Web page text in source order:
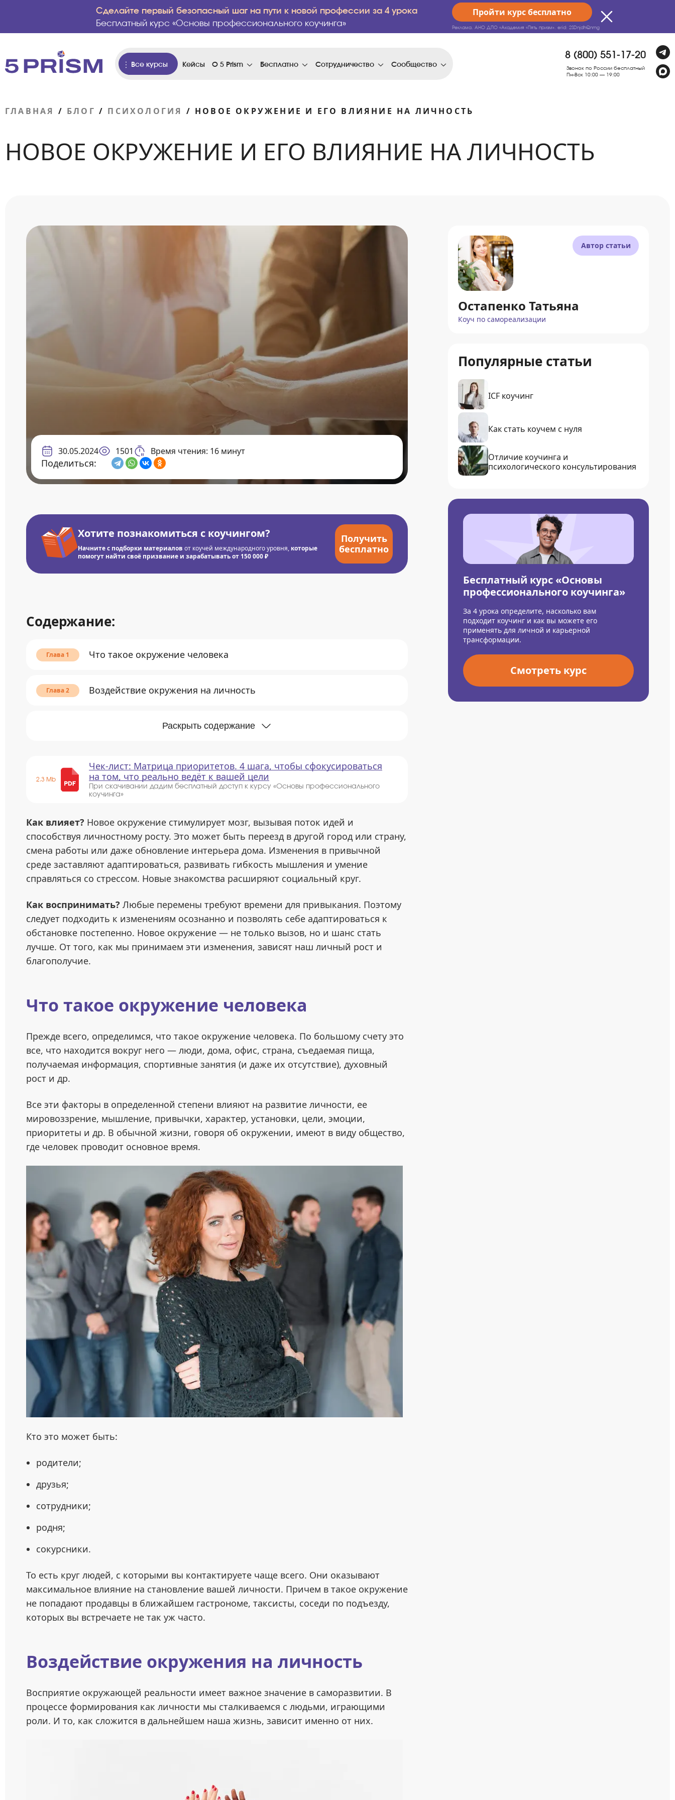
Сделайте первый безопасный шаг на пути к новой профессии за 4 урока
Бесплатный курс «Основы профессионального коучинга»
Пройти курс бесплатно
Реклама. АНО ДПО «Академия «Пять призм». erid: 2SDnjdhQnmg
Все курсы Кейсы О 5 Prism Бесплатно Сотрудничество Сообщество
8 (800) 551-17-20
Звонок по России бесплатный
Пн-Вск 10:00 — 19:00
ГЛАВНАЯ / БЛОГ / ПСИХОЛОГИЯ / НОВОЕ ОКРУЖЕНИЕ И ЕГО ВЛИЯНИЕ НА ЛИЧНОСТЬ
НОВОЕ ОКРУЖЕНИЕ И ЕГО ВЛИЯНИЕ НА ЛИЧНОСТЬ
30.05.2024 1501 Время чтения: 16 минут
Поделиться:
Хотите познакомиться с коучингом?
Начните с подборки материалов от коучей международного уровня, которые
помогут найти своё призвание и зарабатывать от 150 000 ₽
Получить
бесплатно
Содержание:
Что такое окружение человека
Воздействие окружения на личность
Раскрыть содержание
2.3 Mb
Чек-лист: Матрица приоритетов. 4 шага, чтобы сфокусироваться
на том, что реально ведёт к вашей цели
При скачивании дадим бесплатный доступ к курсу «Основы профессионального
коучинга»
Как влияет? Новое окружение стимулирует мозг, вызывая поток идей и
способствуя личностному росту. Это может быть переезд в другой город или страну,
смена работы или даже обновление интерьера дома. Изменения в привычной
среде заставляют адаптироваться, развивать гибкость мышления и умение
справляться со стрессом. Новые знакомства расширяют социальный круг.
Как воспринимать? Любые перемены требуют времени для привыкания. Поэтому
следует подходить к изменениям осознанно и позволять себе адаптироваться к
обстановке постепенно. Новое окружение — не только вызов, но и шанс стать
лучше. От того, как мы принимаем эти изменения, зависят наш личный рост и
благополучие.
Что такое окружение человека
Прежде всего, определимся, что такое окружение человека. По большому счету это
все, что находится вокруг него — люди, дома, офис, страна, съедаемая пища,
получаемая информация, спортивные занятия (и даже их отсутствие), духовный
рост и др.
Все эти факторы в определенной степени влияют на развитие личности, ее
мировоззрение, мышление, привычки, характер, установки, цели, эмоции,
приоритеты и др. В обычной жизни, говоря об окружении, имеют в виду общество,
где человек проводит основное время.
Кто это может быть:
родители;
друзья;
сотрудники;
родня;
сокурсники.
То есть круг людей, с которыми вы контактируете чаще всего. Они оказывают
максимальное влияние на становление вашей личности. Причем в такое окружение
не попадают продавцы в ближайшем гастрономе, таксисты, соседи по подъезду,
которых вы встречаете не так уж часто.
Воздействие окружения на личность
Восприятие окружающей реальности имеет важное значение в саморазвитии. В
процессе формирования как личности мы сталкиваемся с людьми, играющими
роли. И то, как сложится в дальнейшем наша жизнь, зависит именно от них.
Автор статьи
Остапенко Татьяна
Коуч по самореализации
Популярные статьи
ICF коучинг
Как стать коучем с нуля
Отличие коучинга и
психологического консультирования
Бесплатный курс «Основы
профессионального коучинга»
За 4 урока определите, насколько вам
подходит коучинг и как вы можете его
применять для личной и карьерной
трансформации.
Смотреть курс